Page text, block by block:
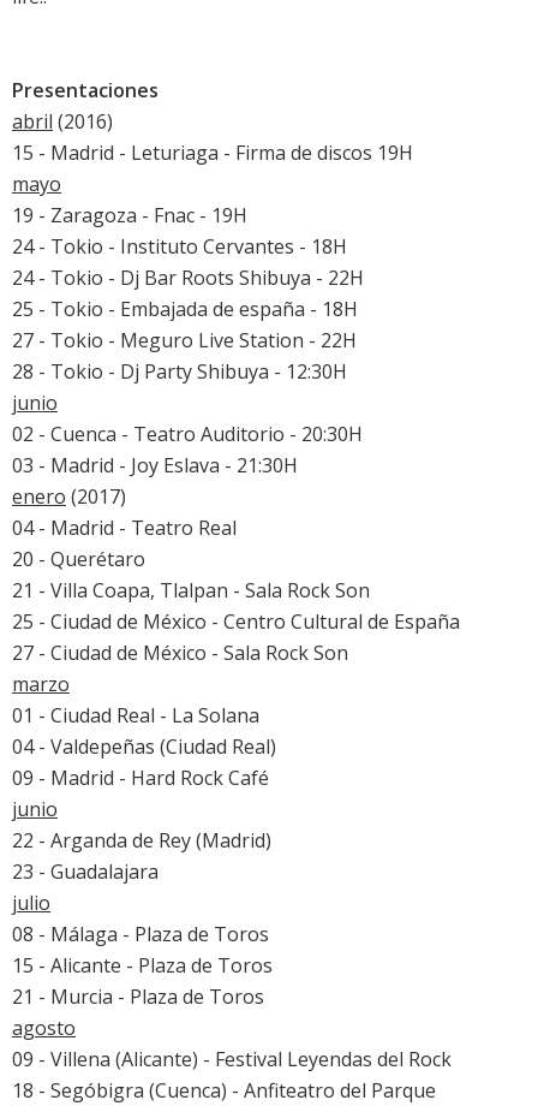
Presentaciones
abril (2016)
15 - Madrid - Leturiaga - Firma de discos 19H
mayo
19 - Zaragoza - Fnac - 19H
24 - Tokio - Instituto Cervantes - 18H
24 - Tokio - Dj Bar Roots Shibuya - 22H
25 - Tokio - Embajada de españa - 18H
27 - Tokio - Meguro Live Station - 22H
28 - Tokio - Dj Party Shibuya - 12:30H
junio
02 - Cuenca - Teatro Auditorio - 20:30H
03 - Madrid - Joy Eslava - 21:30H
enero (2017)
04 - Madrid - Teatro Real
20 - Querétaro
21 - Villa Coapa, Tlalpan - Sala Rock Son
25 - Ciudad de México - Centro Cultural de España
27 - Ciudad de México - Sala Rock Son
marzo
01 - Ciudad Real - La Solana
04 - Valdepeñas (Ciudad Real)
09 - Madrid - Hard Rock Café
junio
22 - Arganda de Rey (Madrid)
23 - Guadalajara
julio
08 - Málaga - Plaza de Toros
15 - Alicante - Plaza de Toros
21 - Murcia - Plaza de Toros
agosto
09 - Villena (Alicante) - Festival Leyendas del Rock
18 - Segóbigra (Cuenca) - Anfiteatro del Parque